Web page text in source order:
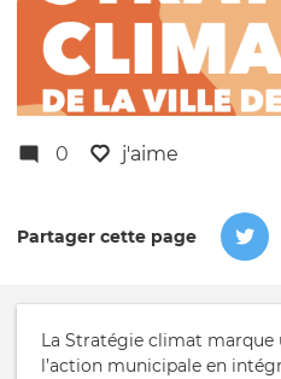
0 j'aime
Partager cette page
La Stratégie climat marque
l’action municipale en